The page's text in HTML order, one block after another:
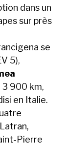
dans un
sur près
se
5),
3 900 km,
en Italie.
Pierre